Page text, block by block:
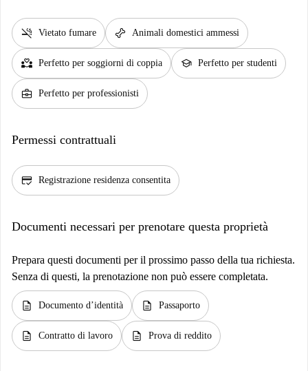
smoke_free Vietato fumare pet_supplies Animali domestici ammessi
partner_heart Perfetto per soggiorni di coppia school Perfetto per studenti
business_center Perfetto per professionisti
Permessi contrattuali
credit_score Registrazione residenza consentita
Documenti necessari per prenotare questa proprietà
Prepara questi documenti per il prossimo passo della tua richiesta.
Senza di questi, la prenotazione non può essere completata.
description Documento d’identità description Passaporto
description Contratto di lavoro description Prova di reddito